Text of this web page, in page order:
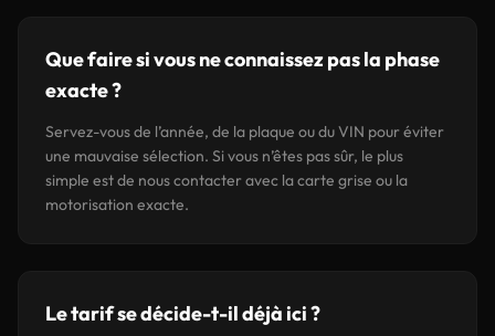
Que faire si vous ne connaissez pas la phase
exacte ?
Servez-vous de l’année, de la plaque ou du VIN pour éviter
une mauvaise sélection. Si vous n’êtes pas sûr, le plus
simple est de nous contacter avec la carte grise ou la
motorisation exacte.
Le tarif se décide-t-il déjà ici ?